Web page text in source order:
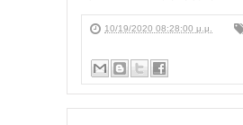
10/19/2020 08:28:00 μ.μ.